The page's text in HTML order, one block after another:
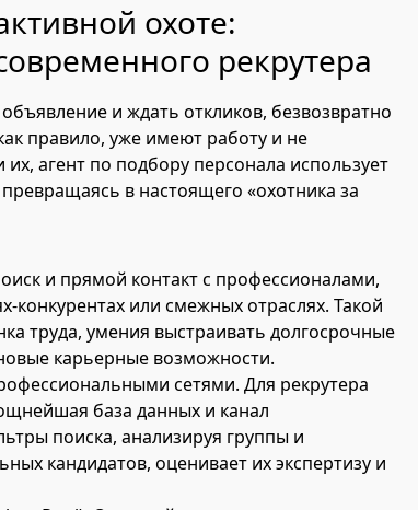
охоте:
рекрутера
и ждать откликов, безвозвратно
правило, уже имеют работу и не
агент по подбору персонала использует
в настоящего «охотника за
и прямой контакт с профессионалами,
или смежных отраслях. Такой
труда, умения выстраивать долгосрочные
карьерные возможности.
сетями. Для рекрутера
база данных и канал
поиска, анализируя группы и
кандидатов, оценивает их экспертизу и